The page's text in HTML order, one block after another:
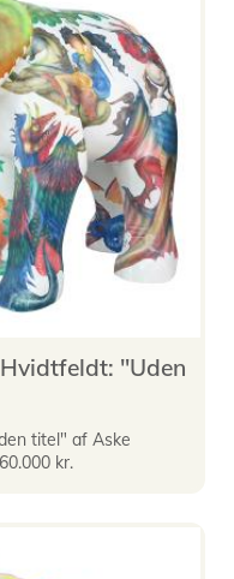
"Uden
titel" af Aske
kr.